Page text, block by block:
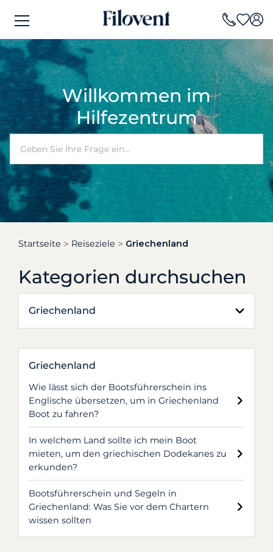
Willkommen im
Hilfezentrum
Startseite Reiseziele Griechenland
Kategorien durchsuchen
Griechenland
Griechenland
Wie lässt sich der Bootsführerschein ins
Englische übersetzen, um in Griechenland
Boot zu fahren?
In welchem Land sollte ich mein Boot
mieten, um den griechischen Dodekanes zu
erkunden?
Bootsführerschein und Segeln in
Griechenland: Was Sie vor dem Chartern
wissen sollten